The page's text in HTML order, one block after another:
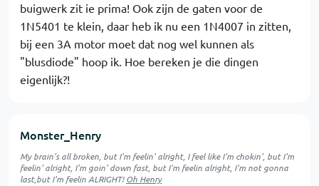
buigwerk zit ie prima! Ook zijn de gaten voor de
1N5401 te klein, daar heb ik nu een 1N4007 in zitten,
bij een 3A motor moet dat nog wel kunnen als
"blusdiode" hoop ik. Hoe bereken je die dingen
eigenlijk?!
Monster_Henry
My brain's all broken, but I'm feelin' alright, I feel like I'm chokin', but I'm
feelin' alright, I'm goin' down fast, but I'm feelin alright, I'm not gonna
last,but I'm feelin ALRIGHT!Oh Henry